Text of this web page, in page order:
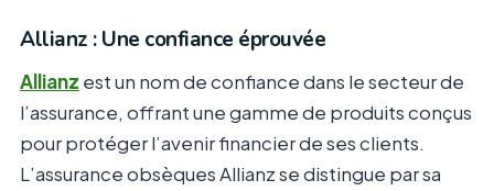
Allianz : Une confiance éprouvée
Allianz est un nom de confiance dans le secteur de
l’assurance, offrant une gamme de produits conçus
pour protéger l’avenir financier de ses clients.
L’assurance obsèques Allianz se distingue par sa